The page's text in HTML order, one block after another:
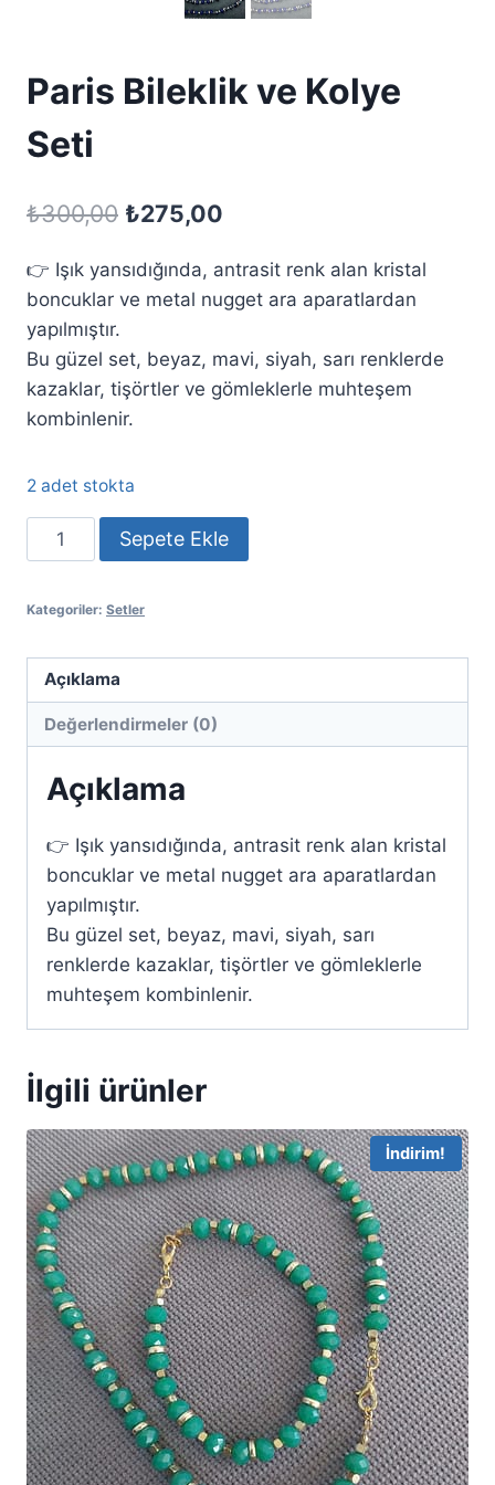
Paris Bileklik ve Kolye
Seti
₺300,00 Orijinal
₺300,00.
₺275,00
fiyat:
👉 Işık yansıdığında, antrasit renk alan kristal
boncuklar ve metal nugget ara aparatlardan
yapılmıştır.
Bu güzel set, beyaz, mavi, siyah, sarı renklerde
kazaklar, tişörtler ve gömleklerle muhteşem
kombinlenir.
2 adet stokta
Paris
Bileklik
Kolye
adet
Sepete Ekle
Kategoriler: Setler
Açıklama
Değerlendirmeler (0)
Açıklama
👉 Işık yansıdığında, antrasit renk alan kristal
boncuklar ve metal nugget ara aparatlardan
yapılmıştır.
Bu güzel set, beyaz, mavi, siyah, sarı
renklerde kazaklar, tişörtler ve gömleklerle
muhteşem kombinlenir.
İlgili ürünler
İndirim!